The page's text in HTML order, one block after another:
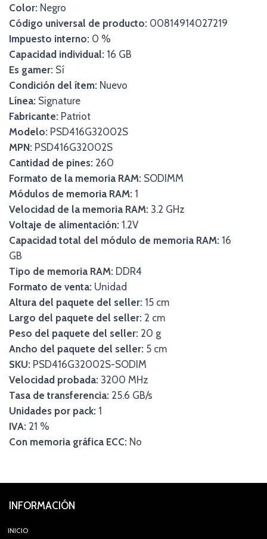
Color: Negro
Código universal de producto: 00814914027219
Impuesto interno: 0 %
Capacidad individual: 16 GB
Es gamer: Sí
Condición del ítem: Nuevo
Línea: Signature
Fabricante: Patriot
Modelo: PSD416G32002S
MPN: PSD416G32002S
Cantidad de pines: 260
Formato de la memoria RAM: SODIMM
Módulos de memoria RAM: 1
Velocidad de la memoria RAM: 3.2 GHz
Voltaje de alimentación: 1.2V
Capacidad total del módulo de memoria RAM: 16
GB
Tipo de memoria RAM: DDR4
Formato de venta: Unidad
Altura del paquete del seller: 15 cm
Largo del paquete del seller: 2 cm
Peso del paquete del seller: 20 g
Ancho del paquete del seller: 5 cm
SKU: PSD416G32002S-SODIM
Velocidad probada: 3200 MHz
Tasa de transferencia: 25.6 GB/s
Unidades por pack: 1
IVA: 21 %
Con memoria gráfica ECC: No
INFORMACIÓN
INICIO